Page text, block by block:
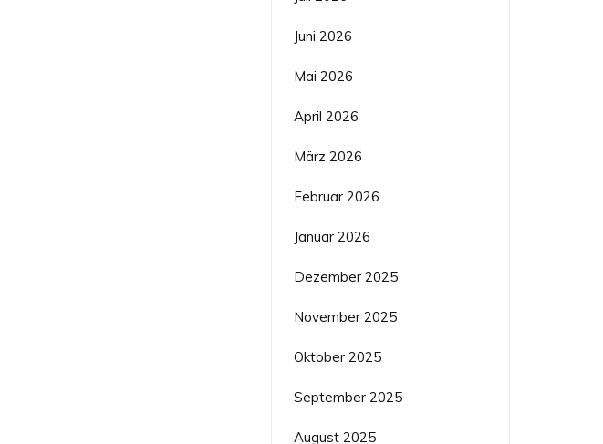
Juni 2026
Mai 2026
April 2026
März 2026
Februar 2026
Januar 2026
Dezember 2025
November 2025
Oktober 2025
September 2025
August 2025